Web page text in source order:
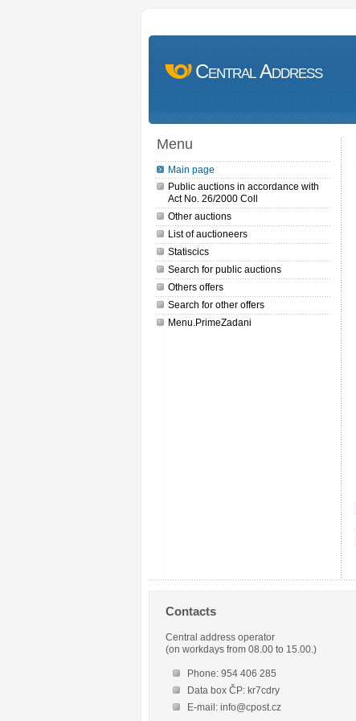
Central Address
Menu
Main page
Public auctions in accordance with
Act No. 26/2000 Coll
Other auctions
List of auctioneers
Statiscics
Search for public auctions
Others offers
Search for other offers
Menu.PrimeZadani
Contacts
Central address operator
(on workdays from 08.00 to 15.00.)
Phone: 954 406 285
Data box ČP: kr7cdry
E-mail: info@cpost.cz